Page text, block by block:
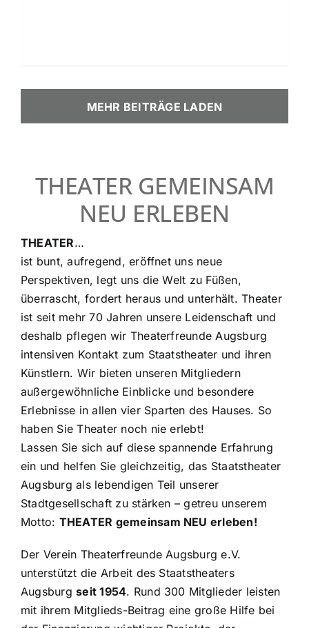
MEHR BEITRÄGE LADEN
THEATER GEMEINSAM
NEU ERLEBEN
THEATER…
ist bunt, aufregend, eröffnet uns neue
Perspektiven, legt uns die Welt zu Füßen,
überrascht, fordert heraus und unterhält. Theater
ist seit mehr 70 Jahren unsere Leidenschaft und
deshalb pflegen wir Theaterfreunde Augsburg
intensiven Kontakt zum Staatstheater und ihren
Künstlern. Wir bieten unseren Mitgliedern
außergewöhnliche Einblicke und besondere
Erlebnisse in allen vier Sparten des Hauses. So
haben Sie Theater noch nie erlebt!
Lassen Sie sich auf diese spannende Erfahrung
ein und helfen Sie gleichzeitig, das Staatstheater
Augsburg als lebendigen Teil unserer
Stadtgesellschaft zu stärken – getreu unserem
Motto: THEATER gemeinsam NEU erleben!
Der Verein Theaterfreunde Augsburg e.V.
unterstützt die Arbeit des Staatstheaters
Augsburgseit 1954. Rund 300 Mitglieder leisten
mit ihrem Mitglieds-Beitrag eine große Hilfe bei